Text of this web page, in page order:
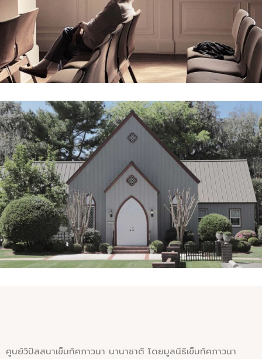
Church-Concerts
SUNDAY SERVICE
ศูนย์วิปัสสนาเข็มทิศภาวนา นานาชาติ โดยมูลนิธิเข็มทิศภาวนา